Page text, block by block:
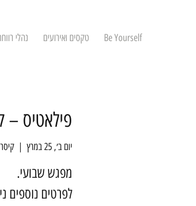
Be Yourself טקסים ואירועים נהלי
פילאטיס –
יום ב׳, 25 במרץ
  |
לפרטים נוספים